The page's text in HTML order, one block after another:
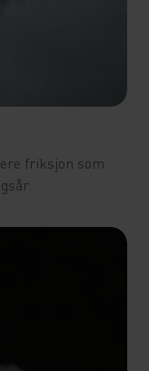
friksjon som